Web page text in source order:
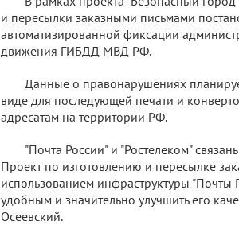
и пересылки заказными письмами
автоматизированной фиксации
движения ГИБДД МВД РФ.
Данные о правонарушениях
виде для последующей печати и
адресатам на территории РФ.
"Почта России" и "Ростелеком"
Проект по изготовлению и пересылке
использованием инфраструктуры "Почты
удобным и значительно улучшить его
Осеевский.